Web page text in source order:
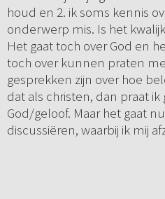
houd en 2. ik soms kennis
onderwerp mis. Is het
Het gaat toch over God en
toch over kunnen praten
gesprekken zijn over hoe
dat als christen, dan praat ik
God/geloof. Maar het gaat
discussiëren, waarbij ik mij